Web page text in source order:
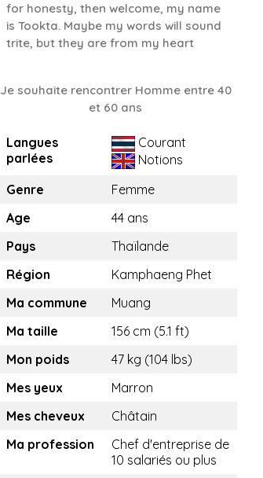
for honesty, then welcome, my name
is Tookta. Maybe my words will sound
trite, but they are from my heart
Je souhaite rencontrer Homme entre 40
et 60 ans
Langues
parlées
Courant
Notions
Genre
Femme
Age
44 ans
Pays
Thaïlande
Région
Kamphaeng Phet
Ma commune
Muang
Ma taille
156 cm (5.1 ft)
Mon poids
47 kg (104 lbs)
Mes yeux
Marron
Mes cheveux
Châtain
Ma profession
Chef d'entreprise de
10 salariés ou plus